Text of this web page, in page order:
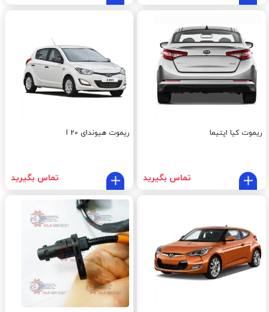
ریموت کیا اپتیما
تماس بگیرید
ریموت هیوندای I 20
تماس بگیرید